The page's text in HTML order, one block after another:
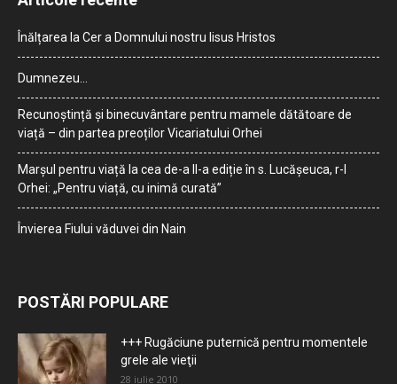
Înălțarea la Cer a Domnului nostru Iisus Hristos
Dumnezeu…
Recunoștință și binecuvântare pentru mamele dătătoare de
viață – din partea preoților Vicariatului Orhei
Marșul pentru viață la cea de-a II-a ediție în s. Lucășeuca, r-l
Orhei: „Pentru viață, cu inimă curată”
Învierea Fiului văduvei din Nain
POSTĂRI POPULARE
+++ Rugăciune puternică pentru momentele
grele ale vieţii
28 iulie 2010